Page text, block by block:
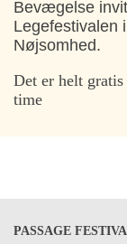
Bevægelse
Legefestivalen
Nøjsomhed.
Det er helt
time
PASSAGE